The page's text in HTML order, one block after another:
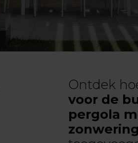
Ontdek
voor de
pergola
zonwering